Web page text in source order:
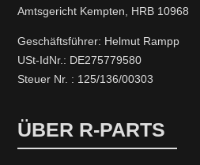
Amtsgericht Kempten, HRB 10968
Geschäftsführer: Helmut Rampp
USt-IdNr.: DE275779580
Steuer Nr. : 125/136/00303
ÜBER R-PARTS